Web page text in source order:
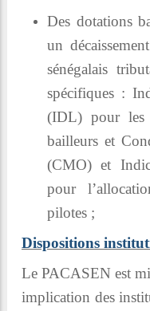
Des dotations
un
sénégalais
spécifiques :
(IDL) pour les
bailleurs et
(CMO) et
pour
pilotes ;
Dispositions
Le PACASEN est
implication des